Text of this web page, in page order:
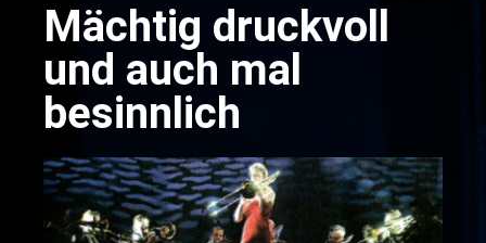
Mächtig druckvoll
und auch mal
besinnlich